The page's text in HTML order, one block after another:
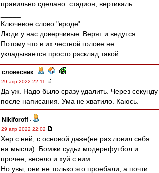
правильно сделано: стадион, вертикаль.
Ключевое слово "вроде".
Люди у нас доверчивые. Верят и ведутся.
Потому что в их честной голове не
укладывается просто расклад такой.
словесник -
29 апр 2022 22:11
Да уж. Надо было сразу удалить. Через секунду
после написания. Ума не хватило. Каюсь.
Nikiforoff -
29 апр 2022 22:02
Хер с ней, с основой даже(не раз ловил себя
на мысли). Бомжи судьи модернфутбол и
прочее, весело и хуй с ним.
Но увы, они не только это проебали, а почти